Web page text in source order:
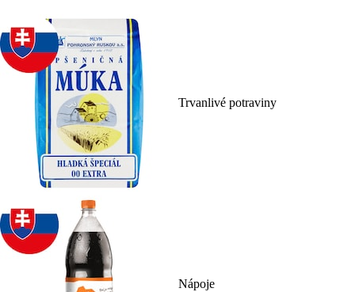
Trvanlivé potraviny
Nápoje